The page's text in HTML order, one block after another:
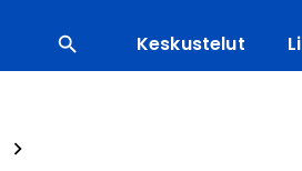
Keskustelut